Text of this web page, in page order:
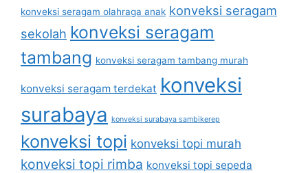
konveksi seragam olahraga anak konveksi seragam
sekolah konveksi seragam
tambang konveksi seragam tambang murah
konveksi seragam terdekat konveksi
surabaya konveksi surabaya sambikerep
konveksi topi konveksi topi murah
konveksi topi rimba konveksi topi sepeda